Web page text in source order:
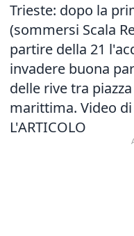
Trieste: dopo la
(sommersi Scala
partire della 21
invadere buona
delle rive tra
marittima. Video
L'ARTICOLO